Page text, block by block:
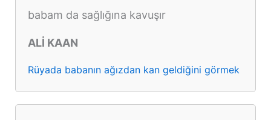
babam da sağlığına kavuşır
ALİ KAAN
Rüyada babanın ağızdan kan geldiğini görmek